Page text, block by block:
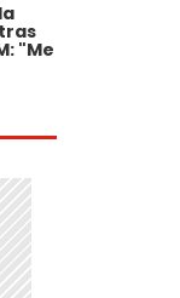
"Me